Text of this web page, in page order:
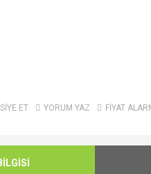
ET YORUM YAZ FİYAT